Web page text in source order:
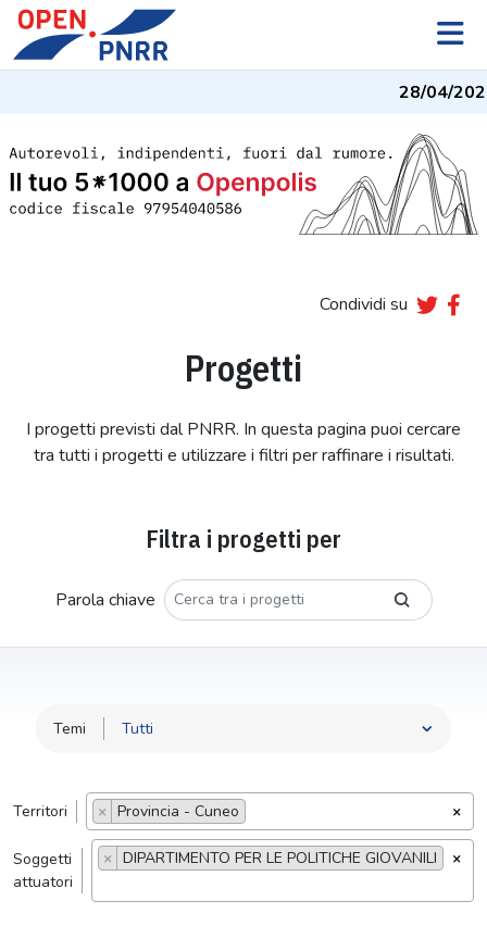
28/04/2026
Condividi su
Progetti
I progetti previsti dal PNRR. In questa pagina puoi cercare
tra tutti i progetti e utilizzare i filtri per raffinare i risultati.
Filtra i progetti per
Parola chiave
Temi
Territori ×
× Provincia - Cuneo
Soggetti
attuatori
×
× DIPARTIMENTO PER LE POLITICHE GIOVANILI